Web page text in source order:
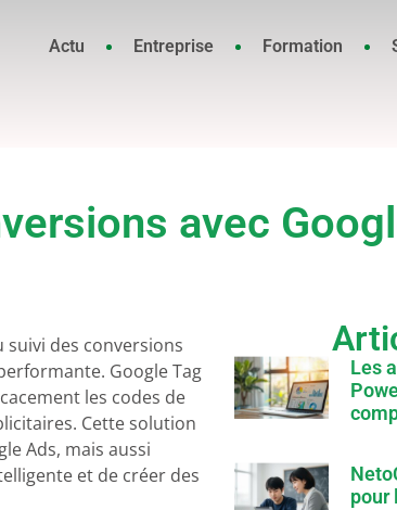
Actu Entreprise Formation
avec
des conversions
Google Tag
les codes de
Cette solution
Ads, mais aussi
et de créer des
Les
pour